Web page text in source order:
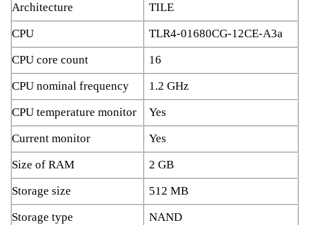
Architecture
TILE
CPU
TLR4-01680CG-12CE-A3a
CPU core count
16
CPU nominal frequency
1.2 GHz
CPU temperature monitor
Yes
Current monitor
Yes
Size of RAM
2 GB
Storage size
512 MB
Storage type
NAND